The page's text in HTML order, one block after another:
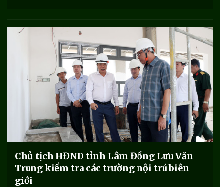
Chủ tịch HĐND tỉnh Lâm Đồng Lưu Văn
Trung kiểm tra các trường nội trú biên
giới